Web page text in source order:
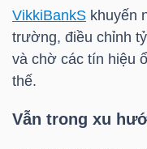
VikkiBankS khuyến
trường, điều chỉnh
và chờ các tín hiệu
thế.
Vẫn trong xu
DỮ
LIỆU
Ngành